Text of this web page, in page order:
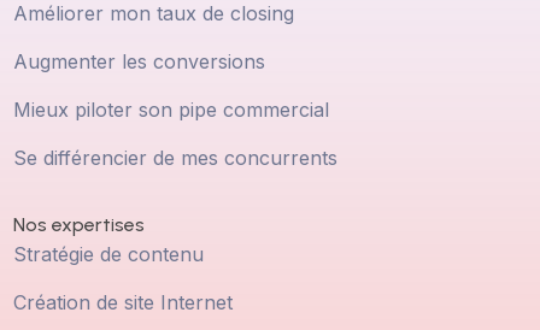
Améliorer mon taux de closing
Augmenter les conversions
Mieux piloter son pipe commercial
Se différencier de mes concurrents
Nos expertises
Stratégie de contenu
Création de site Internet